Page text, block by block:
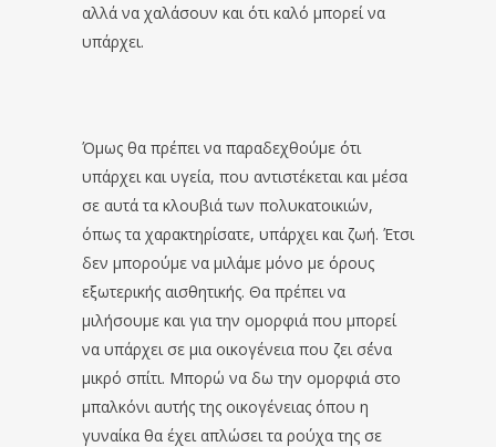
αλλά να χαλάσουν και ότι καλό μπορεί να
υπάρχει.
Όμως θα πρέπει να παραδεχθούμε ότι
υπάρχει και υγεία, που αντιστέκεται και μέσα
σε αυτά τα κλουβιά των πολυκατοικιών,
όπως τα χαρακτηρίσατε, υπάρχει και ζωή. Έτσι
δεν μπορούμε να μιλάμε μόνο με όρους
εξωτερικής αισθητικής. Θα πρέπει να
μιλήσουμε και για την ομορφιά που μπορεί
να υπάρχει σε μια οικογένεια που ζει σ΄ένα
μικρό σπίτι. Μπορώ να δω την ομορφιά στο
μπαλκόνι αυτής της οικογένειας όπου η
γυναίκα θα έχει απλώσει τα ρούχα της σε